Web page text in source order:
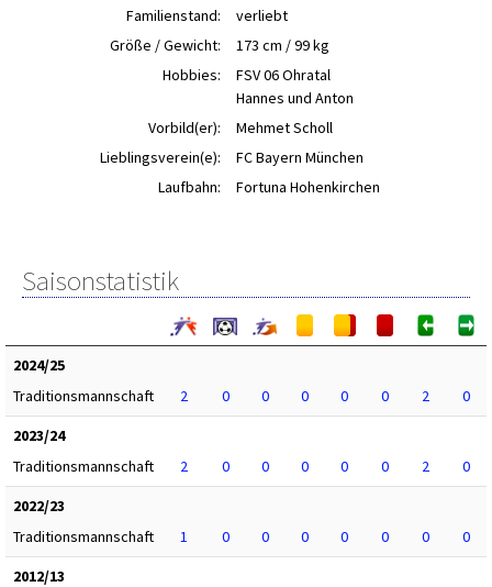
Familienstand:
verliebt
Größe / Gewicht:
173 cm / 99 kg
Hobbies:
FSV 06 Ohratal
Hannes und Anton
Vorbild(er):
Mehmet Scholl
Lieblingsverein(e):
FC Bayern München
Laufbahn:
Fortuna Hohenkirchen
Saisonstatistik
2024/25
Traditionsmannschaft
2 0 0 0 0 0 2
0
2023/24
Traditionsmannschaft
2 0 0 0 0 0 2
0
2022/23
Traditionsmannschaft
1 0 0 0 0 0 0
0
2012/13